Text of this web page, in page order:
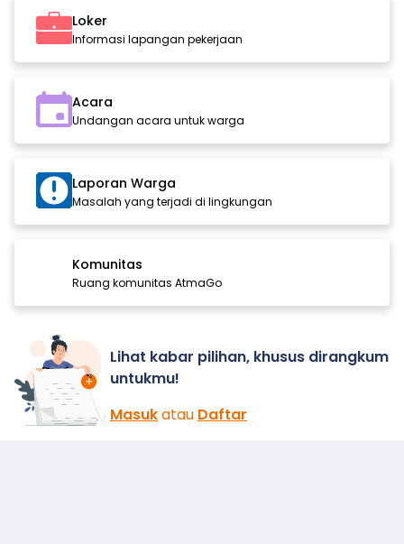
Loker
Informasi lapangan pekerjaan
Acara
Undangan acara untuk warga
Laporan Warga
Masalah yang terjadi di lingkungan
Komunitas
Ruang komunitas AtmaGo
Lihat kabar pilihan, khusus dirangkum
untukmu!
Masukatau Daftar